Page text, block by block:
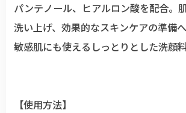
パンテノール、ヒアルロン酸を配合。
洗い上げ、効果的なスキンケアの準備へ
敏感肌にも使えるしっとりとした洗顔料
【使用方法】